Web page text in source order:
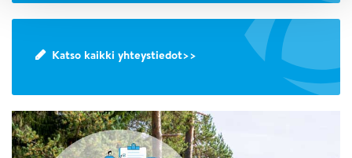
Katso kaikki yhteystiedot>>